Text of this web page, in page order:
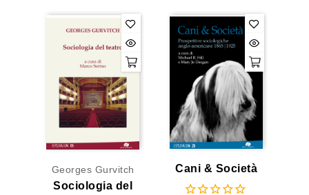
Georges Gurvitch
Sociologia del
Cani & Società